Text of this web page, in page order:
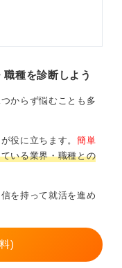
種を診断しよう
からず悩むことも多
が役に立ちます。 簡単
いる業界・職種との
を持って就活を進め
)